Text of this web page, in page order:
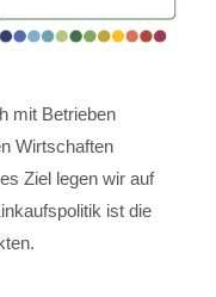
mit Betrieben
Wirtschaften
Ziel legen wir auf
ist die